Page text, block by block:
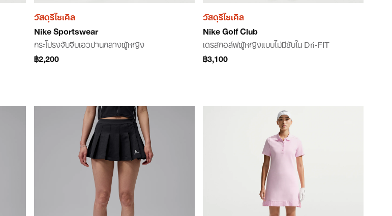
วัสดุรีไซเคิล
Nike Sportswear
กระโปรงจับจีบเอวปานกลางผู้หญิง
฿2,200
วัสดุรีไซเคิล
Nike Golf Club
เดรสกอล์ฟผู้หญิงแบบไม่มีซับใน Dri-FIT
฿3,100